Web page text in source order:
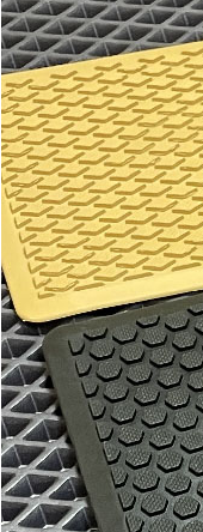
Отдельные коврики